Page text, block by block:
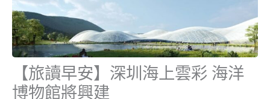
【旅讀早安】深圳海上雲彩 海洋
博物館將興建